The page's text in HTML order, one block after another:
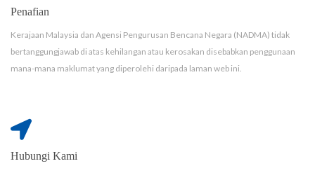
Penafian
Kerajaan Malaysia dan Agensi Pengurusan Bencana Negara (NADMA) tidak
bertanggungjawab di atas kehilangan atau kerosakan disebabkan penggunaan
mana-mana maklumat yang diperolehi daripada laman web ini.
Hubungi Kami